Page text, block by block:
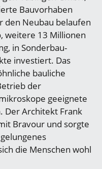
Bauvorhaben
den Neubau belaufen
weitere 13 Millionen
in Sonderbau-
investiert. Das
bauliche
der
geeignete
Der Architekt Frank
Bravour und sorgte
die Menschen wohl